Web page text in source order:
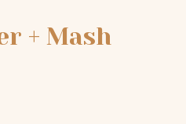
+ Mash